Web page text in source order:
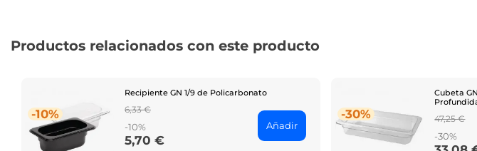
Productos relacionados con este producto
-10%
Recipiente GN 1/9 de Policarbonato
Regular
price
6,33 €
-10%
Price
5,70 €
Añadir
-30%
Cubeta
Regular
price
47,25 €
-30%